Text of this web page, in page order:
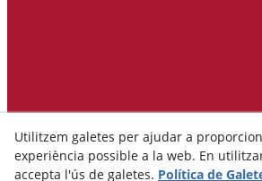
Utilitzem galetes per ajudar a
experiència possible a la web. En
accepta l'ús de galetes. Política de